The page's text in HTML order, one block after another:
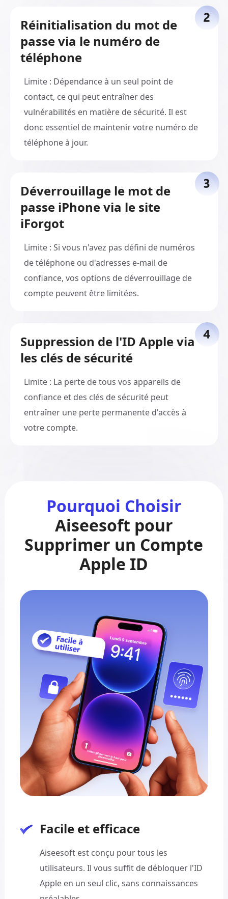
Réinitialisation du mot de
passe via le numéro de
téléphone
Limite : Dépendance à un seul point de
contact, ce qui peut entraîner des
vulnérabilités en matière de sécurité. Il est
donc essentiel de maintenir votre numéro de
téléphone à jour.
Déverrouillage le mot de
passe iPhone via le site
iForgot
Limite : Si vous n'avez pas défini de numéros
de téléphone ou d'adresses e-mail de
confiance, vos options de déverrouillage de
compte peuvent être limitées.
Suppression de l'ID Apple via
les clés de sécurité
Limite : La perte de tous vos appareils de
confiance et des clés de sécurité peut
entraîner une perte permanente d'accès à
votre compte.
Pourquoi Choisir
Aiseesoft pour
Supprimer un Compte
Apple ID
Facile et efficace
Aiseesoft est conçu pour tous les
utilisateurs. Il vous suffit de débloquer l'ID
Apple en un seul clic, sans connaissances